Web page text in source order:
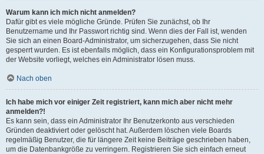
Warum kann ich mich nicht anmelden?
Dafür gibt es viele mögliche Gründe. Prüfen Sie zunächst, ob Ihr
Benutzername und Ihr Passwort richtig sind. Wenn dies der Fall ist, wenden
Sie sich an einen Board-Administrator, um sicherzugehen, dass Sie nicht
gesperrt wurden. Es ist ebenfalls möglich, dass ein Konfigurationsproblem mit
der Website vorliegt, welches ein Administrator lösen muss.
Nach oben
Ich habe mich vor einiger Zeit registriert, kann mich aber nicht mehr
anmelden?!
Es kann sein, dass ein Administrator Ihr Benutzerkonto aus verschieden
Gründen deaktiviert oder gelöscht hat. Außerdem löschen viele Boards
regelmäßig Benutzer, die für längere Zeit keine Beiträge geschrieben haben,
um die Datenbankgröße zu verringern. Registrieren Sie sich einfach erneut